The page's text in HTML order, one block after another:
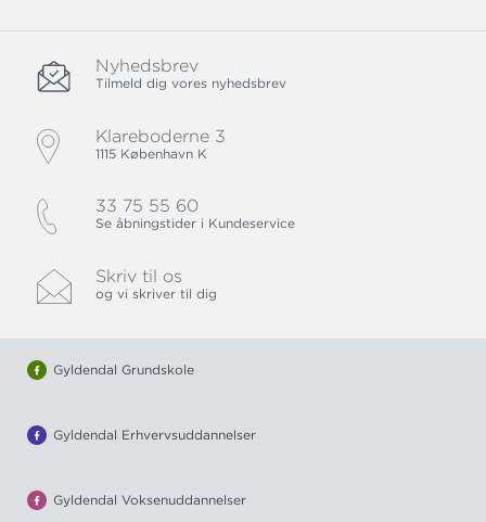
Nyhedsbrev
Tilmeld dig vores nyhedsbrev
Klareboderne 3
1115 København K
33 75 55 60
Se åbningstider i Kundeservice
Skriv til os
og vi skriver til dig
Gyldendal Grundskole
Gyldendal Erhvervsuddannelser
Gyldendal Voksenuddannelser